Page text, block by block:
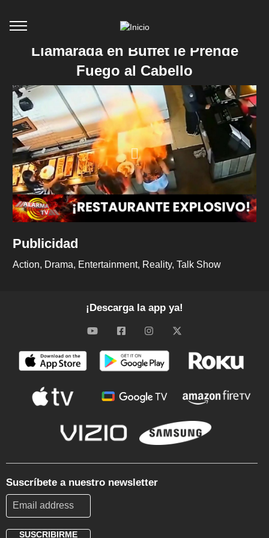
Llamarada en Buffet le Prende
Fuego al Cabello
Publicidad
Action Drama Entertainment Reality Talk Show
¡Descarga la app ya!
Suscríbete a nuestro newsletter
SUSCRIBIRME